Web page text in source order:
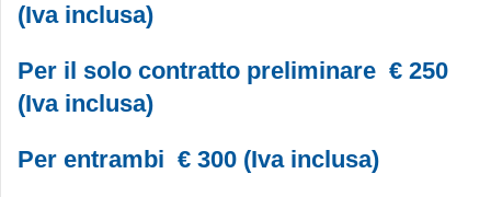
(Iva inclusa)
Per il solo contratto preliminare € 250
(Iva inclusa)
Per entrambi € 300 (Iva inclusa)